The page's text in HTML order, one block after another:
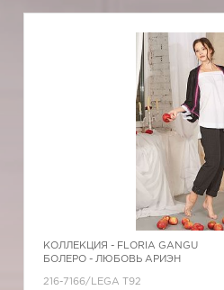
КОЛЛЕКЦИЯ - FLORIA GANGU
БОЛЕРО - ЛЮБОВЬ АРИЭН
216-7166/LEGA T92